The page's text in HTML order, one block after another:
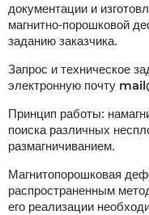
документации и
магнитно-порошковой
заданию заказчика.
Запрос и техническое
электронную почту
Принцип работы:
поиска различных
размагничиванием.
Магнитопорошковая
распространенным
его реализации